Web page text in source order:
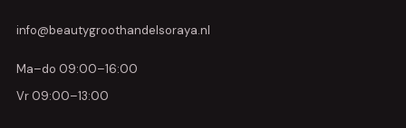
info@beautygroothandelsoraya.nl
Ma–do 09:00–16:00
Vr 09:00–13:00